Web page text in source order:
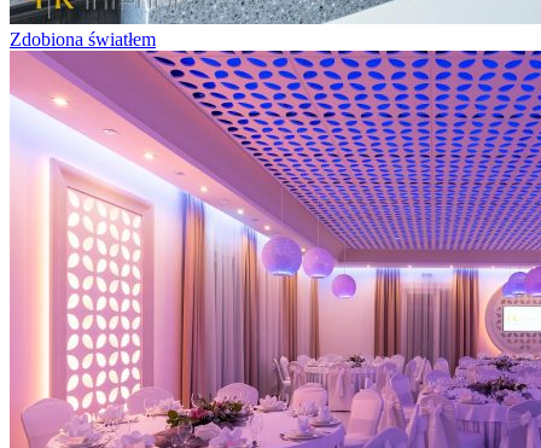
Zdobiona światłem